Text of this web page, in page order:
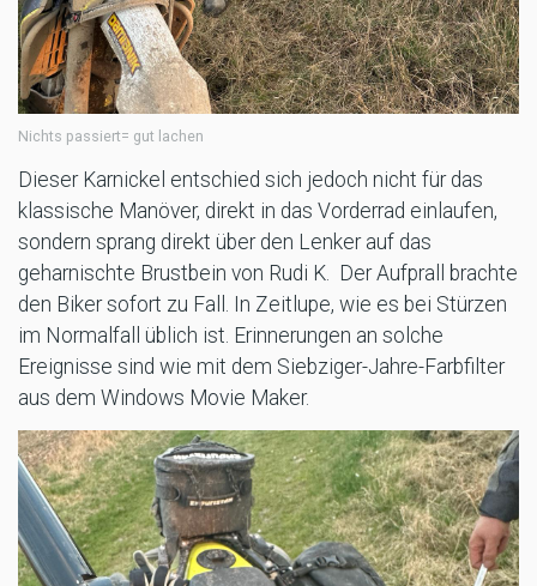
Nichts passiert= gut lachen
Dieser Karnickel entschied sich jedoch nicht für das
klassische Manöver, direkt in das Vorderrad einlaufen,
sondern sprang direkt über den Lenker auf das
geharnischte Brustbein von Rudi K. Der Aufprall brachte
den Biker sofort zu Fall. In Zeitlupe, wie es bei Stürzen
im Normalfall üblich ist. Erinnerungen an solche
Ereignisse sind wie mit dem Siebziger-Jahre-Farbfilter
aus dem Windows Movie Maker.